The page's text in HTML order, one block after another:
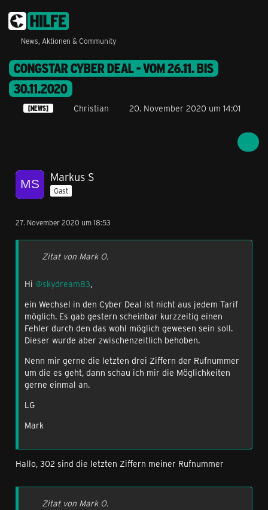
News, Aktionen & Community
CONGSTAR CYBER DEAL - VOM 26.11. BIS
30.11.2020
[NEWS] Christian 20. November 2020 um 14:01
Markus S
Gast
27. November 2020 um 18:53
Zitat von Mark O.
Hi @skydream83,
ein Wechsel in den Cyber Deal ist nicht aus jedem Tarif
möglich. Es gab gestern scheinbar kurzzeitig einen
Fehler durch den das wohl möglich gewesen sein soll.
Dieser wurde aber zwischenzeitlich behoben.
Nenn mir gerne die letzten drei Ziffern der Rufnummer
um die es geht, dann schau ich mir die Möglichkeiten
gerne einmal an.
LG
Mark
Hallo, 302 sind die letzten Ziffern meiner Rufnummer
Zitat von Mark O.